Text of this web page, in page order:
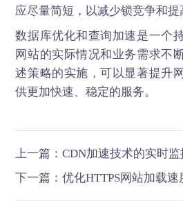
应尽量简短，以减少锁竞争和提
数据库优化和查询加速是一个
网站的实际情况和业务需求不
述策略的实施，可以显著提升
供更加快速、稳定的服务。
上一篇：CDN加速技术的实时